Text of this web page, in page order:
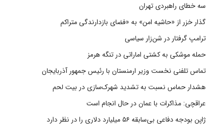
سه خطای راهبردی تهران
گذار خزر از «حاشیه امن» به «فضای بازدارندگی متراکم
ترامپ گرفتار در شن‌زار سیاسی
حمله موشکی به کشتی اماراتی در تنگه هرمز
تماس تلفنی نخست وزیر ارمنستان با رئیس جمهور آذربایجان
هشدار حماس نسبت به تشدید شهرک‌سازی در بیت‌ لحم
عراقچی: مذاکرات با عمان در حال انجام است
ژاپن بودجه دفاعی بی‌سابقه ۵۶ میلیارد دلاری را در نظر دارد